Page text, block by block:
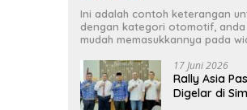
Ini adalah contoh keterangan
dengan kategori otomotif, anda
mudah memasukkannya pada
17 Juni 2026
Rally Asia
Digelar di